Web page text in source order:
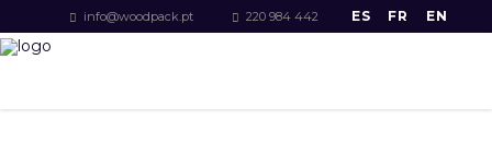
info@woodpack.pt 220 984 442 ES FR EN